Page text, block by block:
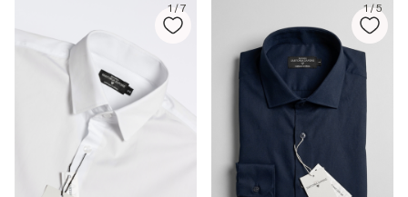
1 /7 1/5